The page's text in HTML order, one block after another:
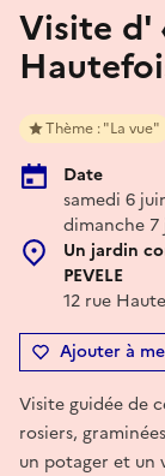
Visite d'
Thème : "La vue"
Date
samedi 6
dimanche 7
Un jardin
PEVELE
12 rue
Ajouter à
Visite guidée de
rosiers,
un potager et un